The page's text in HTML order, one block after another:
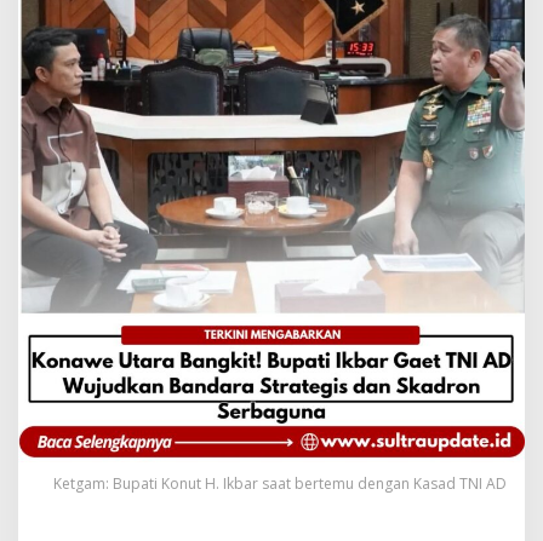
Ketgam: Bupati Konut H. Ikbar saat bertemu dengan Kasad TNI AD